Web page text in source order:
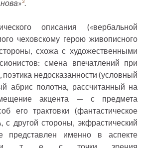
»3.
описания («вербальной
чеховскому герою живописного
схожа с художественными
смена впечатлений при
недосказанности (условный
абрис полотна, рассчитанный на
акцента — с предмета
его трактовки (фантастическое
с другой стороны, экфрастический
представлен именно в аспекте